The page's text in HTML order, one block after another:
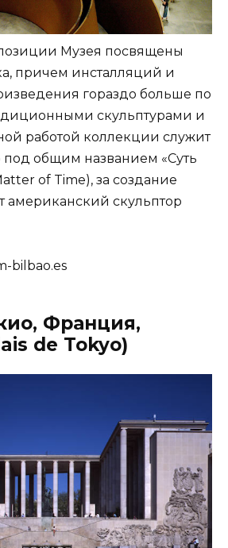
Музея посвящены
причем инсталляций и
гораздо больше по
скульптурами и
работой коллекции служит
под общим названием «Суть
of Time), за создание
американский скульптор
bilbao.es
Франция,
de Tokyo)